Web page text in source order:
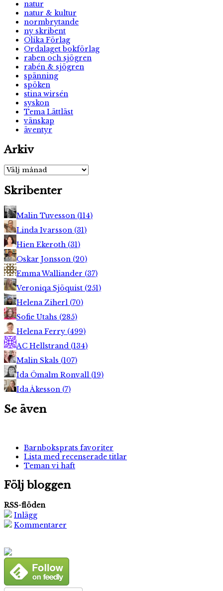
natur
natur & kultur
normbrytande
ny skribent
Olika Förlag
Ordalaget bokförlag
raben och sjögren
rabén & sjögren
spänning
spöken
stina wirsén
syskon
Tema Lättläst
vänskap
äventyr
Arkiv
Arkiv
Skribenter
Malin Tuvesson (114)
Linda Ivarsson (31)
Hien Ekeroth (31)
Oskar Jonsson (20)
Emma Walliander (37)
Veroniqa Sjöquist (251)
Helena Ziherl (70)
Sofie Utahs (285)
Helena Ferry (499)
AC Hellstrand (134)
Malin Skals (107)
Ida Ömalm Ronvall (19)
Ida Åkesson (7)
Se även
Barnboksprats favoriter
Lista med recenserade titlar
Teman vi haft
Följ bloggen
RSS-flöden
Inlägg
Kommentarer